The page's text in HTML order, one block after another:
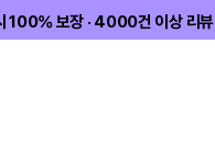
100% 보장 · 4000건 이상 리뷰